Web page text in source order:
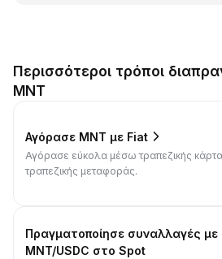
Περισσότεροι τρόποι
MNT
Αγόρασε MNT με Fiat
Αγόρασε εύκολα μέσω τραπεζικής
τραπεζικής μεταφοράς.
Πραγματοποίησε συναλλαγές με
MNT/USDC στο Spot